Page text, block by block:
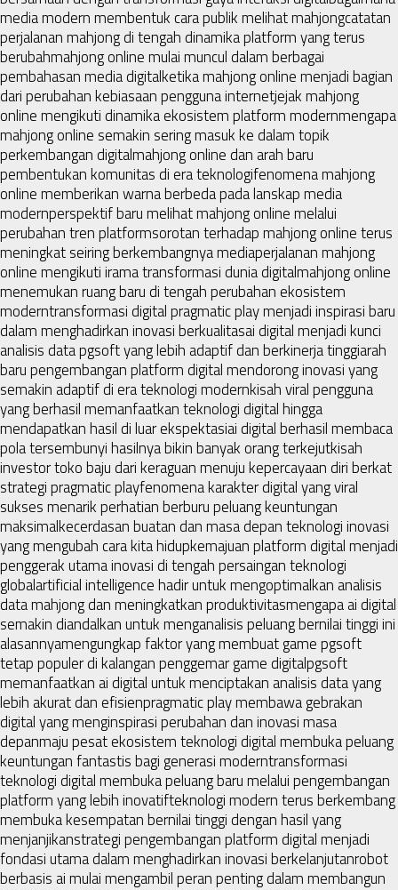
media modern membentuk cara publik melihat mahjongcatatan
perjalanan mahjong di tengah dinamika platform yang terus
berubahmahjong online mulai muncul dalam berbagai
pembahasan media digitalketika mahjong online menjadi bagian
dari perubahan kebiasaan pengguna internetjejak mahjong
online mengikuti dinamika ekosistem platform modernmengapa
mahjong online semakin sering masuk ke dalam topik
perkembangan digitalmahjong online dan arah baru
pembentukan komunitas di era teknologifenomena mahjong
online memberikan warna berbeda pada lanskap media
modernperspektif baru melihat mahjong online melalui
perubahan tren platformsorotan terhadap mahjong online terus
meningkat seiring berkembangnya mediaperjalanan mahjong
online mengikuti irama transformasi dunia digitalmahjong online
menemukan ruang baru di tengah perubahan ekosistem
moderntransformasi digital pragmatic play menjadi inspirasi baru
dalam menghadirkan inovasi berkualitasai digital menjadi kunci
analisis data pgsoft yang lebih adaptif dan berkinerja tinggiarah
baru pengembangan platform digital mendorong inovasi yang
semakin adaptif di era teknologi modernkisah viral pengguna
yang berhasil memanfaatkan teknologi digital hingga
mendapatkan hasil di luar ekspektasiai digital berhasil membaca
pola tersembunyi hasilnya bikin banyak orang terkejutkisah
investor toko baju dari keraguan menuju kepercayaan diri berkat
strategi pragmatic playfenomena karakter digital yang viral
sukses menarik perhatian berburu peluang keuntungan
maksimalkecerdasan buatan dan masa depan teknologi inovasi
yang mengubah cara kita hidupkemajuan platform digital menjadi
penggerak utama inovasi di tengah persaingan teknologi
globalartificial intelligence hadir untuk mengoptimalkan analisis
data mahjong dan meningkatkan produktivitasmengapa ai digital
semakin diandalkan untuk menganalisis peluang bernilai tinggi ini
alasannyamengungkap faktor yang membuat game pgsoft
tetap populer di kalangan penggemar game digitalpgsoft
memanfaatkan ai digital untuk menciptakan analisis data yang
lebih akurat dan efisienpragmatic play membawa gebrakan
digital yang menginspirasi perubahan dan inovasi masa
depanmaju pesat ekosistem teknologi digital membuka peluang
keuntungan fantastis bagi generasi moderntransformasi
teknologi digital membuka peluang baru melalui pengembangan
platform yang lebih inovatifteknologi modern terus berkembang
membuka kesempatan bernilai tinggi dengan hasil yang
menjanjikanstrategi pengembangan platform digital menjadi
fondasi utama dalam menghadirkan inovasi berkelanjutanrobot
berbasis ai mulai mengambil peran penting dalam membangun